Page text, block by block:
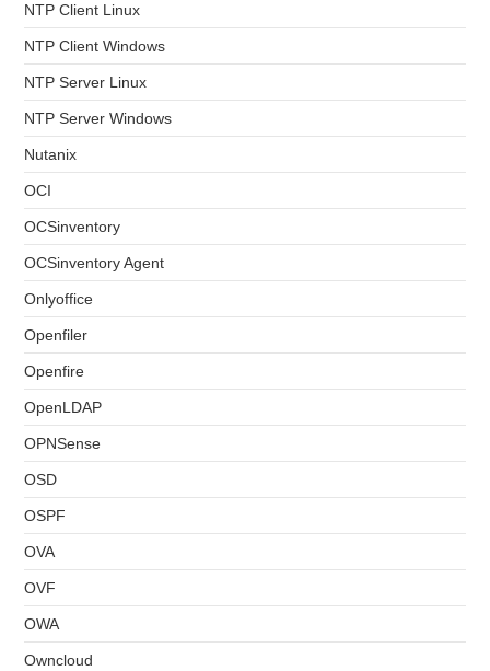
NTP Client Linux
NTP Client Windows
NTP Server Linux
NTP Server Windows
Nutanix
OCI
OCSinventory
OCSinventory Agent
Onlyoffice
Openfiler
Openfire
OpenLDAP
OPNSense
OSD
OSPF
OVA
OVF
OWA
Owncloud